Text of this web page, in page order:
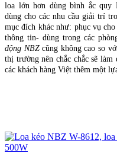
loa lớn hơn dùng bình ắc quy
dùng cho các nhu cầu giải trí
mục đích khác như: phục vụ
thông tin- dùng trong các
động NBZcũng không cao so
thị trường nên chắc chắc sẽ làm
các khách hàng Việt thêm một